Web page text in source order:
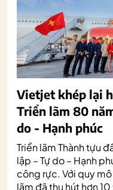
Vietjet khép lại
Triển lãm 80
do - Hạnh phúc
Triển lãm Thành tựu
lập – Tự do – Hạnh
công rực. Với quy
lãm đã thu hút hơn